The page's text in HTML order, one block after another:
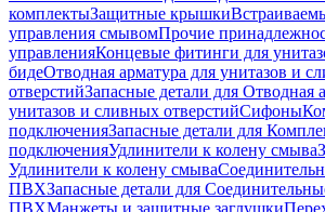
комплектыЗащитные крышки
управления смывомПрочие
управленияКонцевые фитинги для
бидеОтводная арматура для унитазов и
отверстийЗапасные детали для Отводная
унитазов и сливных отверстийСифоны
подключенияЗапасные детали для
подключенияУдлинители к колену смыва
Удлинители к колену смыва
ПВХЗапасные детали для
ПВХМанжеты и защитные заглушки